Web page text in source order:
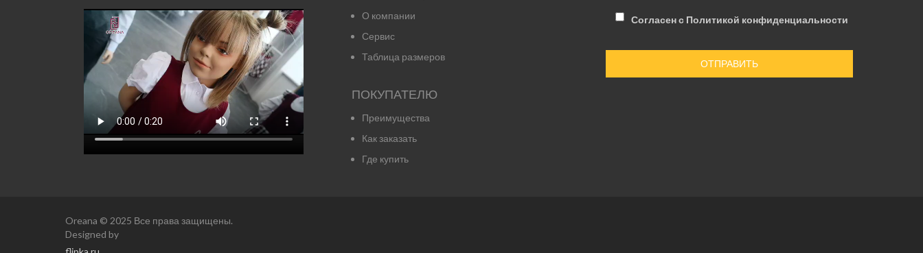
О компании
Сервис
Таблица размеров
ПОКУПАТЕЛЮ
Преимущества
Как заказать
Где купить
Согласен с Политикой конфиденциальности
Oreana © 2025 Все права защищены.
Designed by